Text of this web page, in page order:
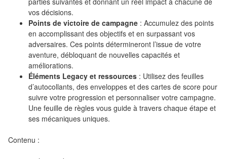
famille
Pour
initiés
Pour
experts
En
vos décisions.
Points de victoire de campagne : Accumulez des points
en accomplissant des objectifs et en surpassant vos
adversaires. Ces points détermineront l’issue de votre
aventure, débloquant de nouvelles capacités et
améliorations.
Éléments Legacy et ressources : Utilisez des feuilles
d’autocollants, des enveloppes et des cartes de score pour
suivre votre progression et personnaliser votre campagne.
Une feuille de règles vous guide à travers chaque étape et
ses mécaniques uniques.
Contenu :